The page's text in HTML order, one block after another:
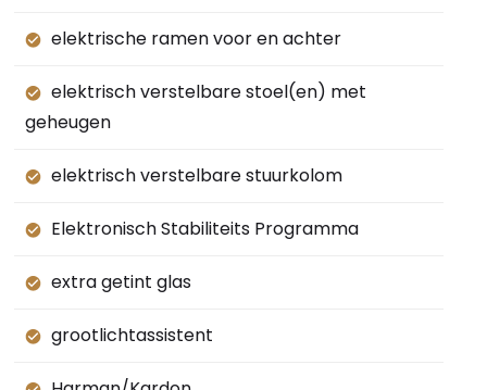
elektrische ramen voor en achter
elektrisch verstelbare stoel(en) met
geheugen
elektrisch verstelbare stuurkolom
Elektronisch Stabiliteits Programma
extra getint glas
grootlichtassistent